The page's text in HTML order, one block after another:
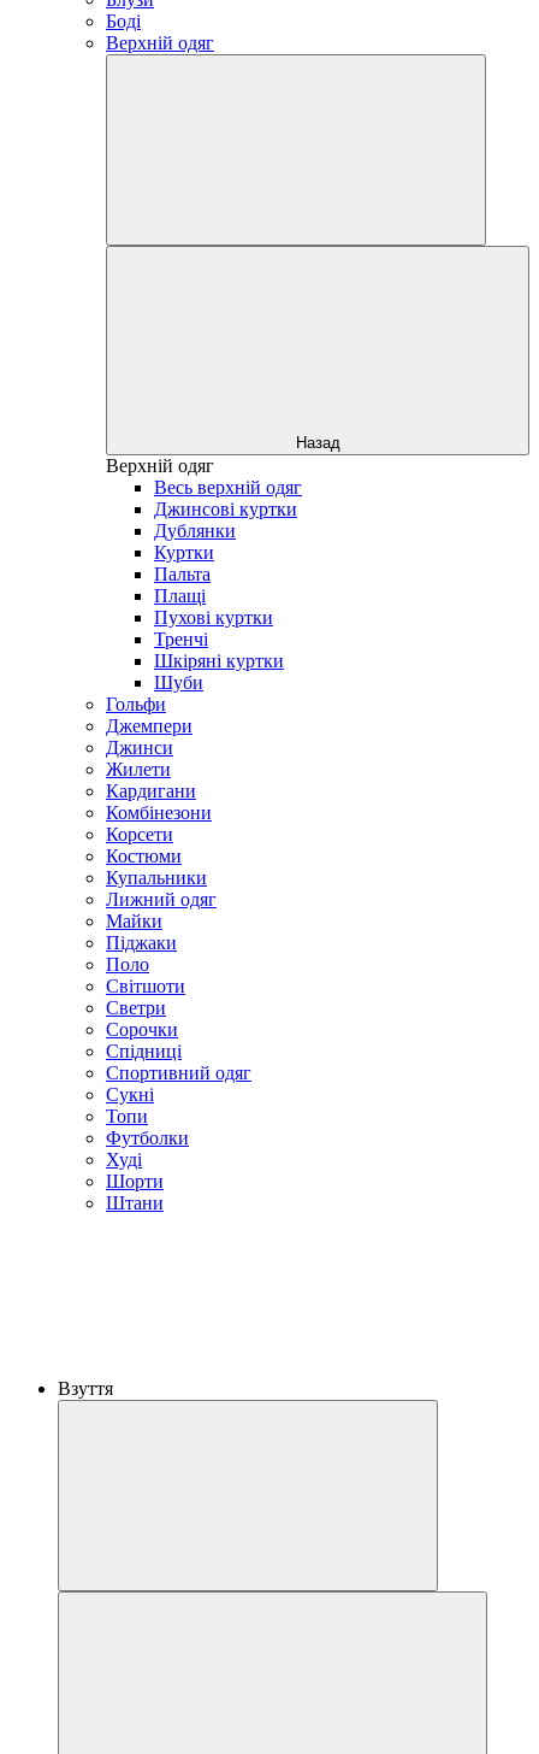
Боді
Верхній одяг
Назад
Верхній одяг
Весь верхній одяг
Джинсові куртки
Дублянки
Куртки
Пальта
Плащі
Пухові куртки
Тренчі
Шкіряні куртки
Шуби
Гольфи
Джемпери
Джинси
Жилети
Кардигани
Комбінезони
Корсети
Костюми
Купальники
Лижний одяг
Майки
Піджаки
Поло
Світшоти
Светри
Сорочки
Спідниці
Спортивний одяг
Сукні
Топи
Футболки
Худі
Шорти
Штани
Взуття